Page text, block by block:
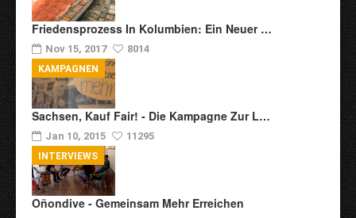
Friedensprozess In Kolumbien: Ein Neuer …
Nov 15, 2017 8014
Sachsen, Kauf Fair! - Die Kampagne Zur L…
Jan 10, 2015 11295
KAMPAGNEN
Oñondive - Gemeinsam Mehr Erreichen
INTERVIEWS